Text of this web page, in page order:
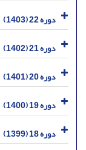
دوره 22 (1403)
دوره 21 (1402)
دوره 20 (1401)
دوره 19 (1400)
دوره 18 (1399)